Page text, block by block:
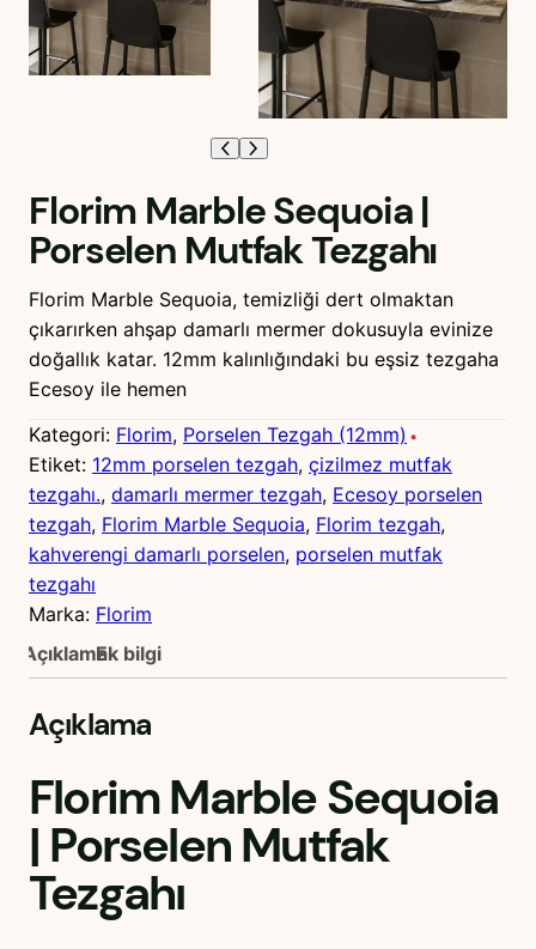
Florim Marble Sequoia |
Porselen Mutfak Tezgahı
Florim Marble Sequoia, temizliği dert olmaktan
çıkarırken ahşap damarlı mermer dokusuyla evinize
doğallık katar. 12mm kalınlığındaki bu eşsiz tezgaha
Ecesoy ile hemen
Kategori: Florim, Porselen Tezgah (12mm)
Etiket: 12mm porselen tezgah, çizilmez mutfak
tezgahı., damarlı mermer tezgah, Ecesoy porselen
tezgah, Florim Marble Sequoia, Florim tezgah
kahverengi damarlı porselen, porselen mutfak
tezgahı
Marka: Florim
AçıklamaEk bilgi
Açıklama
Florim Marble Sequoia
| Porselen Mutfak
Tezgahı